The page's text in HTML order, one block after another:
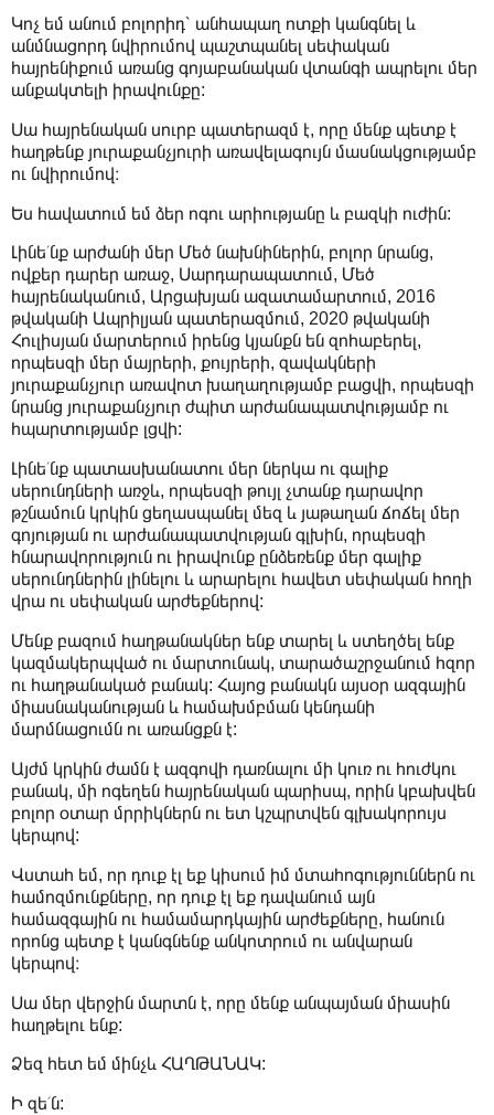
Կոչ եմ անում բոլորիդ՝ անհապաղ ոտքի կանգնել և
անմնացորդ նվիրումով պաշտպանել սեփական
հայրենիքում առանց գոյաբանական վտանգի ապրելու մեր
անքակտելի իրավունքը:
Սա հայրենական սուրբ պատերազմ է, որը մենք պետք է
հաղթենք յուրաքանչյուրի առավելագույն մասնակցությամբ
ու նվիրումով։
Ես հավատում եմ ձեր ոգու արիությանը և բազկի ուժին:
Լինե՛նք արժանի մեր Մեծ նախնիներին, բոլոր նրանց,
ովքեր դարեր առաջ, Սարդարապատում, Մեծ
հայրենականում, Արցախյան ազատամարտում, 2016
թվականի Ապրիլյան պատերազմում, 2020 թվականի
Հուլիսյան մարտերում իրենց կյանքն են զոհաբերել,
որպեսզի մեր մայրերի, քույրերի, զավակների
յուրաքանչյուր առավոտ խաղաղությամբ բացվի, որպեսզի
նրանց յուրաքանչյուր ժպիտ արժանապատվությամբ ու
հպարտությամբ լցվի:
Լինե՛նք պատասխանատու մեր ներկա ու գալիք
սերունդների առջև, որպեսզի թույլ չտանք դարավոր
թշնամուն կրկին ցեղասպանել մեզ և յաթաղան ճոճել մեր
գոյության ու արժանապատվության գլխին, որպեսզի
հնարավորություն ու իրավունք ընձեռենք մեր գալիք
սերունդներին լինելու և արարելու հավետ սեփական հողի
վրա ու սեփական արժեքներով:
Մենք բազում հաղթանակներ ենք տարել և ստեղծել ենք
կազմակերպված ու մարտունակ, տարածաշրջանում հզոր
ու հաղթանակած բանակ: Հայոց բանակն այսօր ազգային
միասնականության և համախմբման կենդանի
մարմնացումն ու առանցքն է:
Այժմ կրկին ժամն է ազգովի դառնալու մի կուռ ու հուժկու
բանակ, մի ոգեղեն հայրենական պարիսպ, որին կբախվեն
բոլոր օտար մրրիկներն ու ետ կշպրտվեն գլխակորույս
կերպով:
Վստահ եմ, որ դուք էլ եք կիսում իմ մտահոգություններն ու
համոզմունքները, որ դուք էլ եք դավանում այն
համազգային ու համամարդկային արժեքները, հանուն
որոնց պետք է կանգնենք անկոտրում ու անվարան
կերպով։
Սա մեր վերջին մարտն է, որը մենք անպայման միասին
հաղթելու ենք:
Ձեզ հետ եմ մինչև ՀԱՂԹԱՆԱԿ:
Ի զե՛ն: